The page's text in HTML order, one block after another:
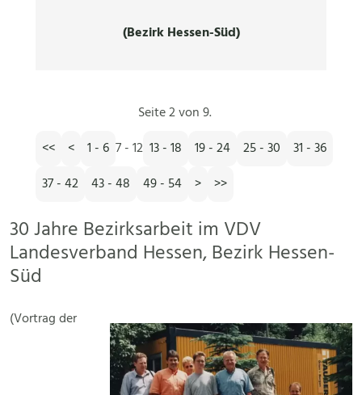
(Bezirk Hessen-Süd)
Seite 2 von 9.
<<
< 1 - 6 7 - 12 13 - 18 19 - 24 25 - 30
31 - 36
37 - 42
43 - 48 49 - 54 > >>
30 Jahre Bezirksarbeit im VDV
Landesverband Hessen, Bezirk Hessen-
Süd
(Vortrag der